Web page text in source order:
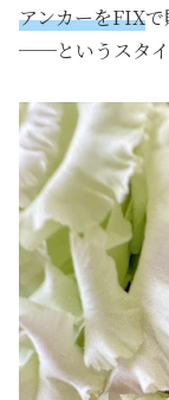
アンカーをFIXで
──というスタイ